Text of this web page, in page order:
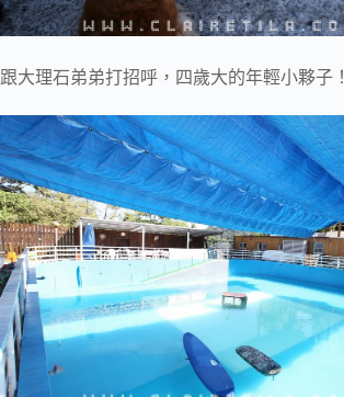
跟大理石弟弟打招呼，四歲大的年輕小夥子！